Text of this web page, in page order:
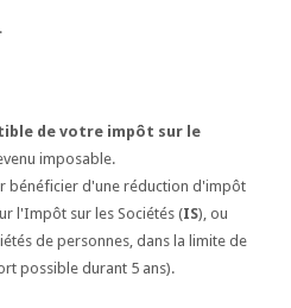
de votre impôt sur le
imposable.
bénéficier d'une réduction d'impôt
l'Impôt sur les Sociétés (IS), ou
de personnes, dans la limite de
possible durant 5 ans).